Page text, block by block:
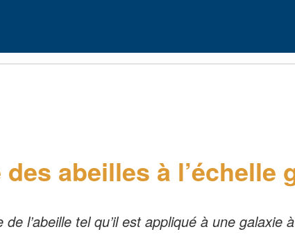
abeilles à l’échelle
l’abeille tel qu’il est appliqué à une galaxie